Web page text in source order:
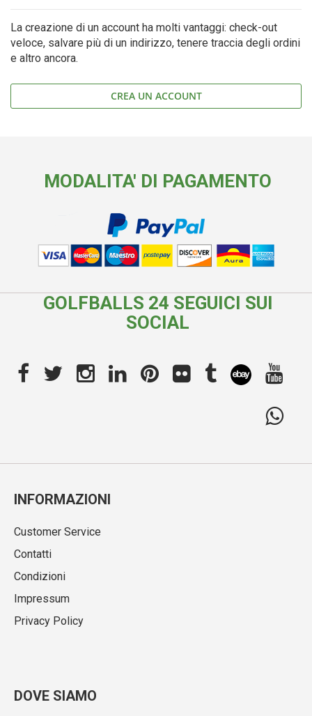
La creazione di un account ha molti vantaggi: check-out
veloce, salvare più di un indirizzo, tenere traccia degli ordini
e altro ancora.
CREA UN ACCOUNT
MODALITA' DI PAGAMENTO
GOLFBALLS 24 SEGUICI SUI
SOCIAL
INFORMAZIONI
Customer Service
Contatti
Condizioni
Impressum
Privacy Policy
DOVE SIAMO